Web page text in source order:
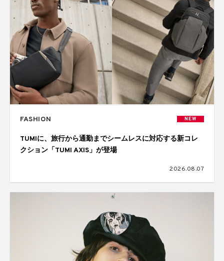
FASHION NEW
TUMIに、旅行から通勤までシームレスに対応する新コレ
クション「TUMI AXIS」が登場
2026.08.07